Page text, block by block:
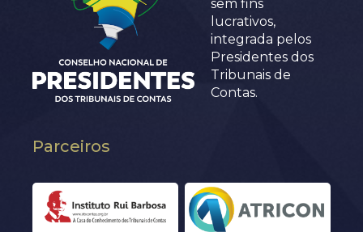
sem fins
lucrativos,
integrada pelos
Presidentes dos
Tribunais de
Contas.
Parceiros